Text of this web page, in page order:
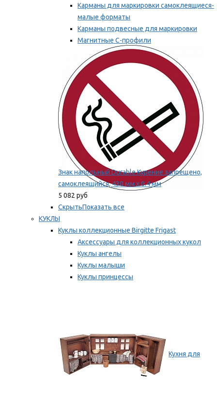
Карманы для маркировки самоклеящиеся-
малые форматы
Карманы подвесные для маркировки
Магнитные С-профили
Напольная маркировка
Мы рекомендуем
Знак напольный Durable Курение запрещено,
самоклеящийся, 430 мм х 0.4 мм
5 082 руб
СкрытьПоказать все
КУКЛЫ
Куклы коллекционные Birgitte Frigast
Аксессуары для коллекционных кукол
Куклы ангелы
Куклы малыши
Куклы принцессы
Кухня для